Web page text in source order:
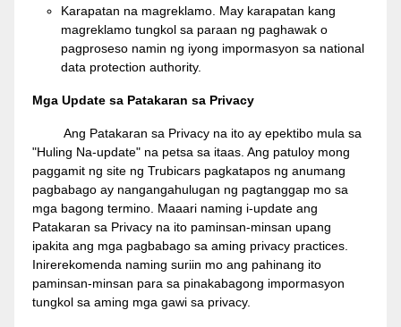
Karapatan na magreklamo. May karapatan kang
magreklamo tungkol sa paraan ng paghawak o
pagproseso namin ng iyong impormasyon sa national
data protection authority.
Mga Update sa Patakaran sa Privacy
Ang Patakaran sa Privacy na ito ay epektibo mula sa
"Huling Na-update" na petsa sa itaas. Ang patuloy mong
paggamit ng site ng Trubicars pagkatapos ng anumang
pagbabago ay nangangahulugan ng pagtanggap mo sa
mga bagong termino. Maaari naming i-update ang
Patakaran sa Privacy na ito paminsan-minsan upang
ipakita ang mga pagbabago sa aming privacy practices.
Inirerekomenda naming suriin mo ang pahinang ito
paminsan-minsan para sa pinakabagong impormasyon
tungkol sa aming mga gawi sa privacy.